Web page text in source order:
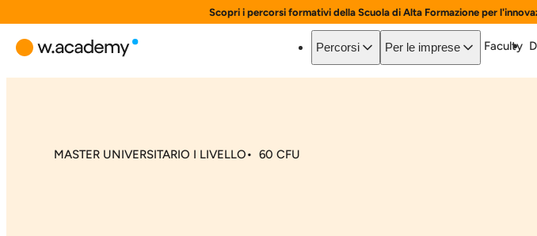
Scopri i percorsi formativi della Scuola di Alta Formazione per
Percorsi Per le imprese Faculty
MASTER UNIVERSITARIO I LIVELLO 60 CFU